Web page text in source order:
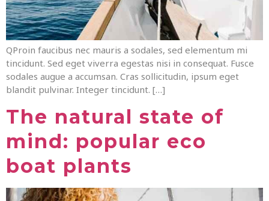
QProin faucibus nec mauris a sodales, sed elementum mi
tincidunt. Sed eget viverra egestas nisi in consequat. Fusce
sodales augue a accumsan. Cras sollicitudin, ipsum eget
blandit pulvinar. Integer tincidunt. […]
The natural state of
mind: popular eco
boat plants